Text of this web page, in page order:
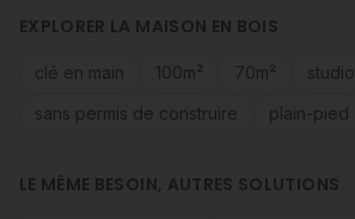
EXPLORER LA MAISON EN BOIS
clé en main 100m² 70m²
studio
sans permis de construire
plain-pied
LE MÊME BESOIN, AUTRES SOLUTIONS